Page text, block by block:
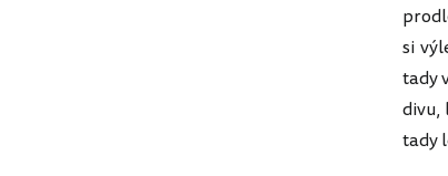
si
tady
divu,
tady